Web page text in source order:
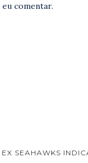
comentar.
EX SEAHAWKS